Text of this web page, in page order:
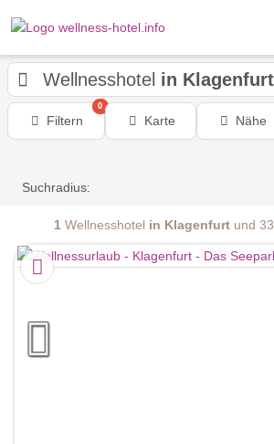
Wellnesshotel in Klagenfurt
Filtern
0
Karte Nähe
Suchradius:
1 Wellnesshotel in Klagenfurt und